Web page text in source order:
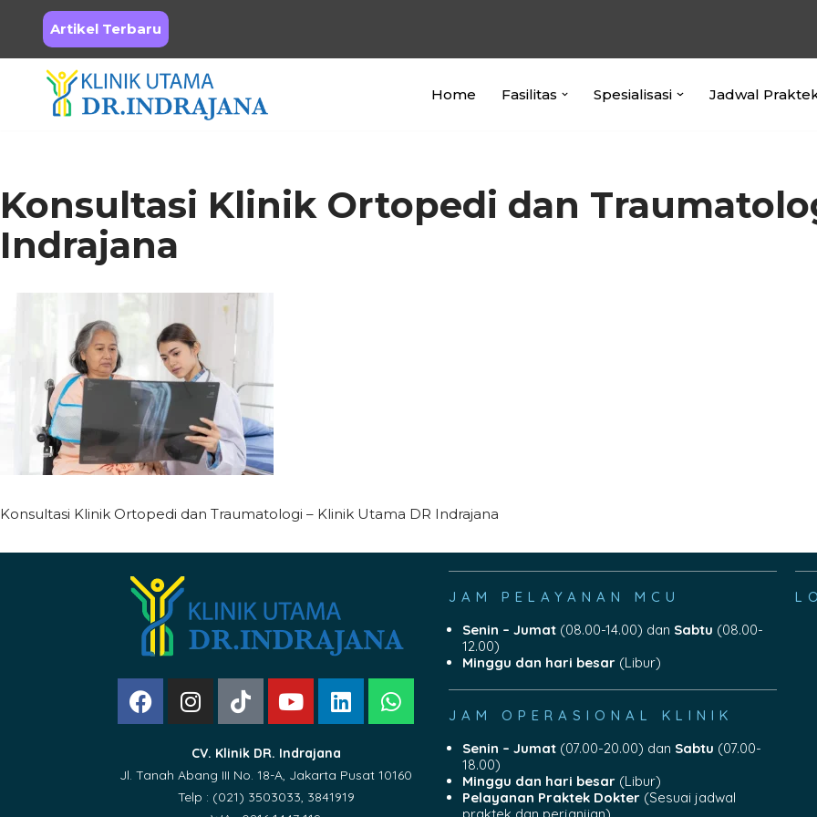
content
Artikel Terbaru
Home Fasilitas Spesialisasi Jadwal
Konsultasi Klinik Ortopedi dan
Indrajana
Konsultasi Klinik Ortopedi dan Traumatologi – Klinik Utama DR Indrajana
CV. Klinik DR. Indrajana
Jl. Tanah Abang III No. 18-A, Jakarta Pusat 10160
Telp : (021) 3503033, 3841919
JAM PELAYANAN MCU
Senin – Jumat(08.00-14.00) dan Sabtu (08.00-
12.00)
Minggu dan hari besar(Libur)
JAM OPERASIONAL KLINIK
Senin – Jumat(07.00-20.00) dan Sabtu (07.00-
18.00)
Minggu dan hari besar(Libur)
Pelayanan Praktek Dokter(Sesuai jadwal